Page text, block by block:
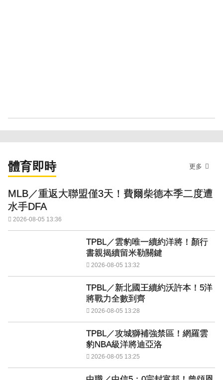
體育即時 更多
MLB／重返大聯盟僅3天！費爾柴德本季二度遭
水手DFA
2026-08-05 13:36
TPBL／雲豹唯一續約洋將！顏行
書親揭續留米勒關鍵
2026-08-05 13:32
TPBL／新北國王續約沃許本！5洋
將戰力全數到齊
2026-08-05 13:28
TPBL／攻城獅補強禁區！網羅雲
豹NBA級洋將迪亞洛
2026-08-05 13:25